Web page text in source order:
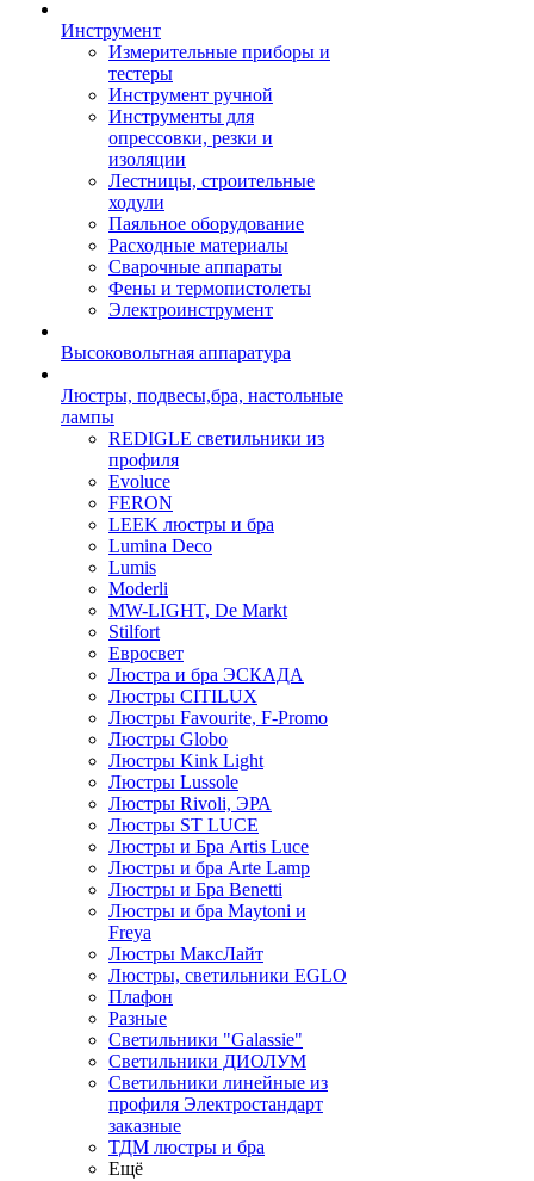
Инструмент
Измерительные приборы и
тестеры
Инструмент ручной
Инструменты для
опрессовки, резки и
изоляции
Лестницы, строительные
ходули
Паяльное оборудование
Расходные материалы
Сварочные аппараты
Фены и термопистолеты
Электроинструмент
Высоковольтная аппаратура
Люстры, подвесы,бра, настольные
лампы
REDIGLE светильники из
профиля
Evoluce
FERON
LEEK люстры и бра
Lumina Deco
Lumis
Moderli
MW-LIGHT, De Markt
Stilfort
Евросвет
Люстра и бра ЭСКАДА
Люстры CITILUX
Люстры Favourite, F-Promo
Люстры Globo
Люстры Kink Light
Люстры Lussole
Люстры Rivoli, ЭРА
Люстры ST LUCE
Люстры и Бра Artis Luce
Люстры и бра Arte Lamp
Люстры и Бра Benetti
Люстры и бра Maytoni и
Freya
Люстры МаксЛайт
Люстры, светильники EGLO
Плафон
Разные
Светильники "Galassie"
Светильники ДИОЛУМ
Светильники линейные из
профиля Электростандарт
заказные
ТДМ люстры и бра
Ещё